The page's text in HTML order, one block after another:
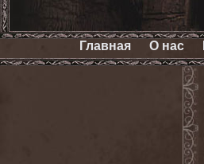
Главная О нас